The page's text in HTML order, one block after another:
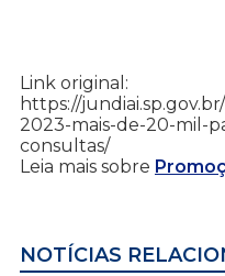
Link original:
https://
2023-mais-de-20-mil-
consultas/
Leia mais sobre
NOTÍCIAS